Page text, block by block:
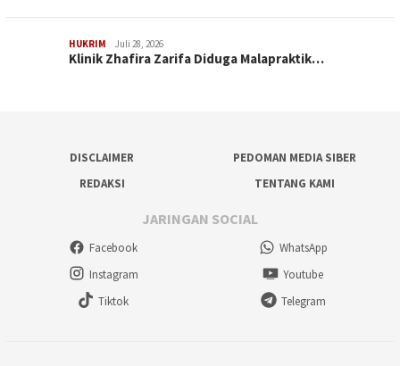
HUKRIM Juli 28, 2026
Klinik Zhafira Zarifa Diduga Malapraktik…
DISCLAIMER
PEDOMAN MEDIA SIBER
REDAKSI
TENTANG KAMI
JARINGAN SOCIAL
Facebook
WhatsApp
Instagram
Youtube
Tiktok
Telegram